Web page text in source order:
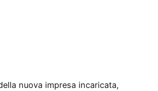
nuova impresa incaricata,